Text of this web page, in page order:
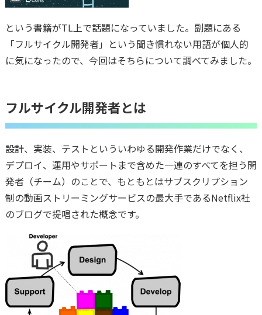
という書籍がTL上で話題になっていました。副題にある
「フルサイクル開発者」という聞き慣れない用語が個人的
に気になったので、今回はそちらについて調べてみました。
フルサイクル開発者とは
設計、実装、テストといういわゆる開発作業だけでなく、
デプロイ、運用やサポートまで含めた一連のすべてを担う開
発者（チーム）のことで、もともとはサブスクリプション
制の動画ストリーミングサービスの最大手であるNetflix社
のブログで提唱された概念です。